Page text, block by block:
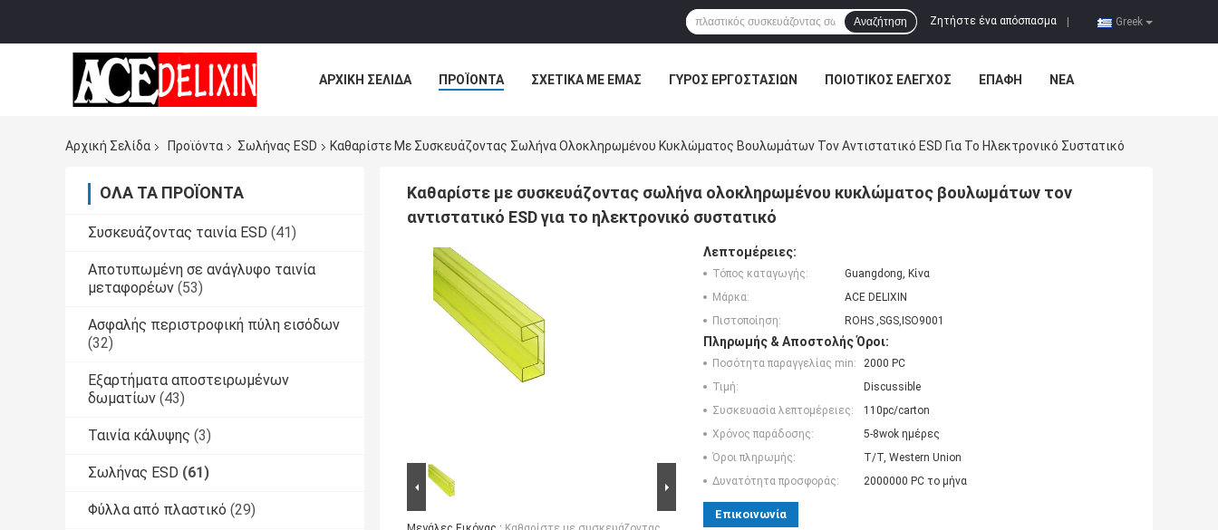
Greek
Ζητήστε ένα απόσπασμα
Αναζήτηση
ΑΡΧΙΚΉ ΣΕΛΊΔΑ ΠΡΟΪΌΝΤΑ ΣΧΕΤΙΚΆ ΜΕ ΕΜΆΣ ΓΎΡΟΣ ΕΡΓΟΣΤΑΣΊΩΝ ΠΟΙΟΤΙΚΌΣ ΈΛΕΓΧΟΣ ΕΠΑΦΉ ΝΈΑ
Αρχική Σελίδα
Προϊόντα Σωλήνας ESD Καθαρίστε Με Συσκευάζοντας Σωλήνα Ολοκληρωμένου Κυκλώματος Βουλωμάτων Τον Αντιστατικό ESD Για Το Ηλεκτρονικό Συστατικό
ΌΛΑ ΤΑ ΠΡΟΪΌΝΤΑ
Συσκευάζοντας ταινία ESD (41)
Αποτυπωμένη σε ανάγλυφο ταινία
μεταφορέων (53)
Ασφαλής περιστροφική πύλη εισόδων
(32)
Εξαρτήματα αποστειρωμένων
δωματίων (43)
Ταινία κάλυψης (3)
Σωλήνας ESD (61)
Φύλλα από πλαστικό (29)
Καθαρίστε με συσκευάζοντας σωλήνα ολοκληρωμένου κυκλώματος βουλωμάτων τον
αντιστατικό ESD για το ηλεκτρονικό συστατικό
Λεπτομέρειες:
Τόπος καταγωγής:
Guangdong, Κίνα
Μάρκα:
ACE DELIXIN
Πιστοποίηση:
ROHS ,SGS,ISO9001
Πληρωμής & Αποστολής Όροι:
Ποσότητα παραγγελίας min:
2000 PC
Τιμή:
Discussible
Συσκευασία λεπτομέρειες:
110pc/carton
Χρόνος παράδοσης:
5-8wok ημέρες
Όροι πληρωμής:
T/T, Western Union
Δυνατότητα προσφοράς:
2000000 PC το μήνα
Επικοινωνία